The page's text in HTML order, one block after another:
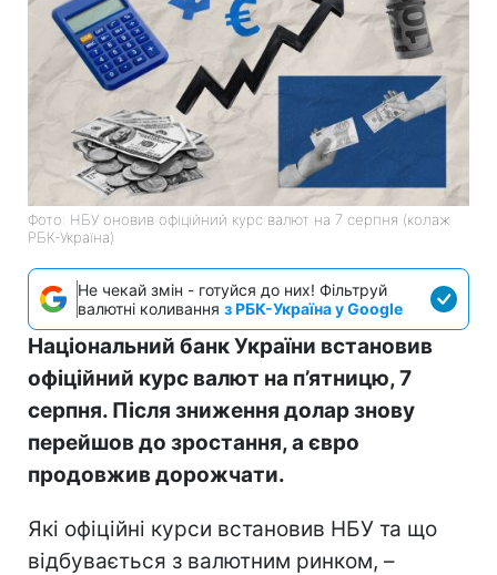
Фото: НБУ оновив офіційний курс валют на 7 серпня (колаж
РБК-Україна)
Не чекай змін - готуйся до них! Фільтруй
валютні коливання з РБК-Україна у Google
Національний банк України встановив
офіційний курс валют на п’ятницю, 7
серпня. Після зниження долар знову
перейшов до зростання, а євро
продовжив дорожчати.
Які офіційні курси встановив НБУ та що
відбувається з валютним ринком, –